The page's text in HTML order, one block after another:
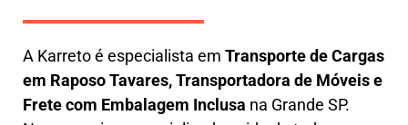
A Karretoé especialista em Transporte de Cargas
em Raposo Tavares,Transportadora de Móveis e
Frete com Embalagem Inclusa na Grande SP.